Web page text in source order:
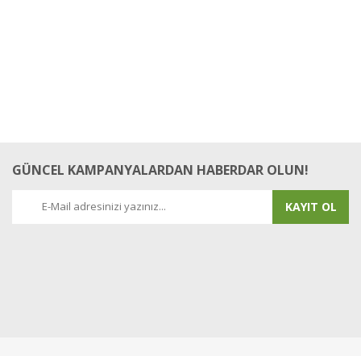
GÜNCEL KAMPANYALARDAN HABERDAR OLUN!
KAYIT OL